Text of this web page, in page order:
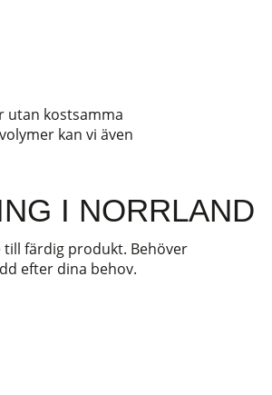
utan kostsamma
kan vi även
I NORRLAND
färdig produkt. Behöver
efter dina behov.